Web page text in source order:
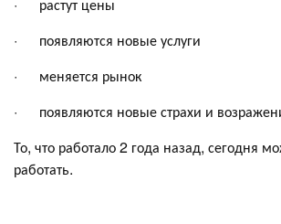
· появляются новые услуги
· меняется рынок
· появляются новые страхи и
То, что работало 2 года назад, сегодня
работать.